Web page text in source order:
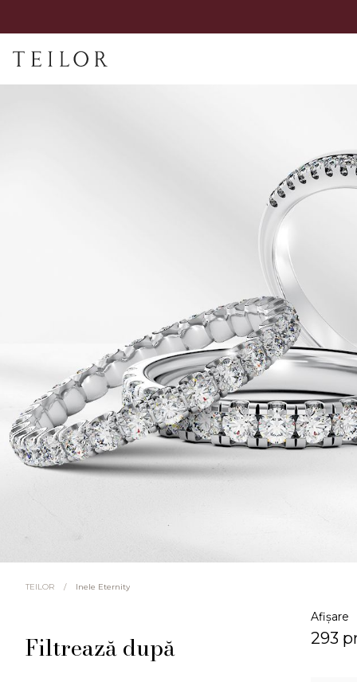
TEILOR / Inele Eternity
Afișare
293
Filtrează după